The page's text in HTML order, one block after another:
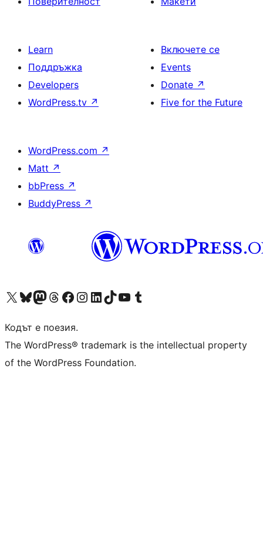
Learn
Поддръжка
Developers
WordPress.tv ↗
Включете се
Events
Donate ↗
Five for the Future
WordPress.com ↗
Matt ↗
bbPress ↗
BuddyPress ↗
Visit our X (formerly Twitter) account
Visit our Bluesky account
Visit our Mastodon account
Visit our Threads account
Посетете нашата страница във Facebook
Посетете нашия профил в Instagram
Посетете нашия профил в LinkedIn
Visit our TikTok account
Visit our YouTube channel
Visit our Tumblr account
Кодът е поезия.
The WordPress® trademark is the intellectual property
of the WordPress Foundation.